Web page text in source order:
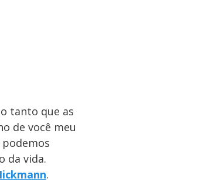
tanto que as
de você meu
da vida.
.